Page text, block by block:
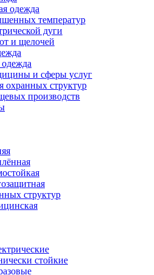
одежда
температур
дуги
и щелочей
и сферы услуг
охранных структур
производств
структур
стойкие